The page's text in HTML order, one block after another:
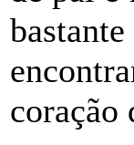
coração